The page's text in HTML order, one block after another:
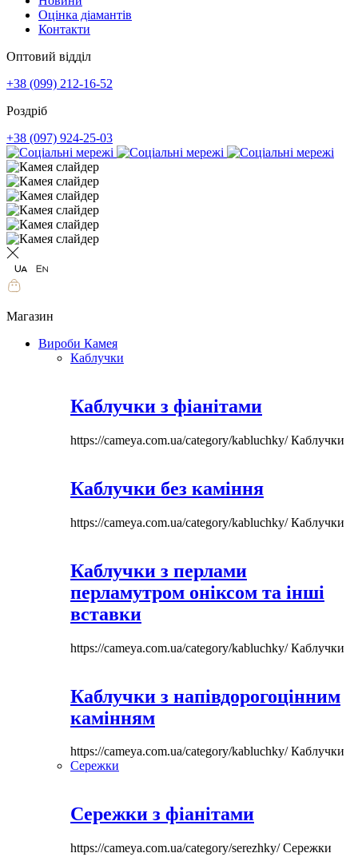
Оцінка діамантів
Контакти
Оптовий відділ
+38 (099) 212-16-52
Роздріб
+38 (097) 924-25-03
Магазин
Вироби Камея
Каблучки
Каблучки з фіанітами
https://cameya.com.ua/category/kabluchky/Каблучки
Каблучки без каміння
https://cameya.com.ua/category/kabluchky/Каблучки
Каблучки з перлами
перламутром оніксом та інші
вставки
https://cameya.com.ua/category/kabluchky/Каблучки
Каблучки з напівдорогоцінним
камінням
https://cameya.com.ua/category/kabluchky/Каблучки
Сережки
Сережки з фіанітами
https://cameya.com.ua/category/serezhky/Сережки